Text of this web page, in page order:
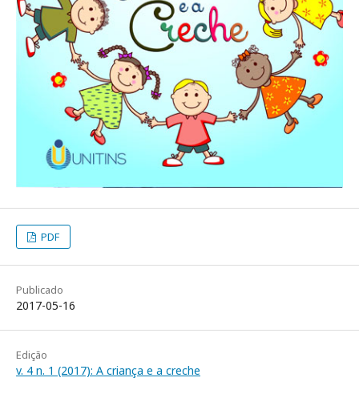
PDF
Publicado
2017-05-16
Edição
v. 4 n. 1 (2017): A criança e a creche